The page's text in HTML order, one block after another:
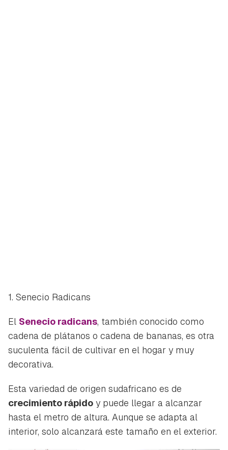
1. Senecio Radicans
El Senecio radicans, también conocido como
cadena de plátanos o cadena de bananas, es otra
suculenta fácil de cultivar en el hogar y muy
decorativa.
Esta variedad de origen sudafricano es de
crecimiento rápido y puede llegar a alcanzar
hasta el metro de altura. Aunque se adapta al
interior, solo alcanzará este tamaño en el exterior.